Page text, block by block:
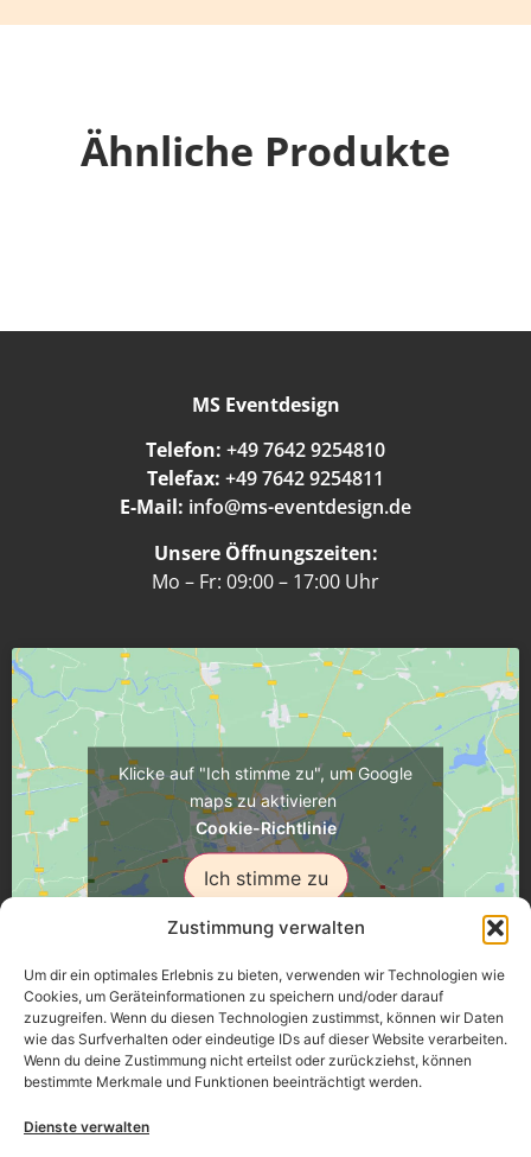
Zustimmung verwalten
Um dir ein optimales Erlebnis zu bieten, verwenden wir Technologien wie
Cookies, um Geräteinformationen zu speichern und/oder darauf
zuzugreifen. Wenn du diesen Technologien zustimmst, können wir Daten
wie das Surfverhalten oder eindeutige IDs auf dieser Website verarbeiten.
Wenn du deine Zustimmung nicht erteilst oder zurückziehst, können
bestimmte Merkmale und Funktionen beeinträchtigt werden.
Dienste verwalten
Ähnliche Produkte
MS Eventdesign
Telefon: +49 7642 9254810
Telefax: +49 7642 9254811
E-Mail: info@ms-eventdesign.de
Unsere Öffnungszeiten:
Mo – Fr: 09:00 – 17:00 Uhr
Klicke auf "Ich stimme zu", um Google
maps zu aktivieren
Cookie-Richtlinie
Ich stimme zu
Üsenberger Strasse 11, 79346 Endingen a.K.